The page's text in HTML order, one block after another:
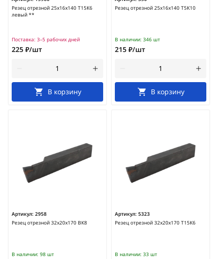
Резец отрезной 25х16х140 Т15К6
левый **
Поставка: 3–5 рабочих дней
225 ₽/шт
В корзину
Резец отрезной 25х16х140 Т5К10
В наличии: 346 шт
215 ₽/шт
В корзину
Артикул: 2958
Резец отрезной 32х20х170 ВК8
В наличии: 98 шт
Артикул: 5323
Резец отрезной 32х20х170 Т15К6
В наличии: 33 шт